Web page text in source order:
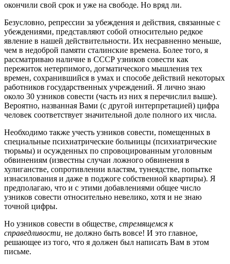
окончили свой срок и уже на свободе. Но вряд ли.
Безусловно, репрессии за убеждения и действия, связанные с
убеждениями, представляют собой относительно редкое
явление в нашей действительности. Их несравненно меньше,
чем в недоброй памяти сталинские времена. Более того, я
рассматриваю наличие в СССР узников совести как
пережиток нетерпимого, догматического мышления тех
времен, сохранившийся в умах и способе действий некоторых
работников государственных учреждений. Я лично знаю
около 30 узников совести (часть из них я перечислил выше).
Вероятно, названная Вами (с другой интерпретацией) цифра
человек соответствует значительной доле полного их числа.
Необходимо также учесть узников совести, помещенных в
специальные психиатрические больницы (психиатрические
тюрьмы) и осужденных по спровоцированным уголовным
обвинениям (известны случаи ложного обвинения в
хулиганстве, сопротивлении властям, тунеядстве, попытке
изнасилования и даже в поджоге собственной квартиры). Я
предполагаю, что и с этими добавлениями общее число
узников совести относительно невелико, хотя и не знаю
точной цифры.
Но узников совести в обществе, стремящемся к
справедливости, не должно быть вовсе! И это главное,
решающее из того, что я должен был написать Вам в этом
письме.